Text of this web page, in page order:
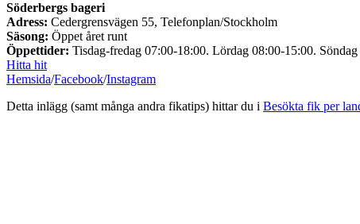
Söderbergs bageri
Adress: Cedergrensvägen 55, Telefonplan/Stockholm
Säsong: Öppet året runt
Öppettider: Tisdag-fredag 07:00-18:00. Lördag 08:00-15:00.
Hitta hit
Hemsida/Facebook/Instagram
Detta inlägg (samt många andra fikatips) hittar du i Besökta fik per